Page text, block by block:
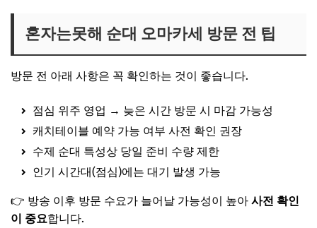
혼자는못해 순대 오마카세 방문 전 팁
방문 전 아래 사항은 꼭 확인하는 것이 좋습니다.
점심 위주 영업 → 늦은 시간 방문 시 마감 가능성
캐치테이블 예약 가능 여부 사전 확인 권장
수제 순대 특성상 당일 준비 수량 제한
인기 시간대(점심)에는 대기 발생 가능
👉 방송 이후 방문 수요가 늘어날 가능성이 높아 사전 확인
이 중요합니다.